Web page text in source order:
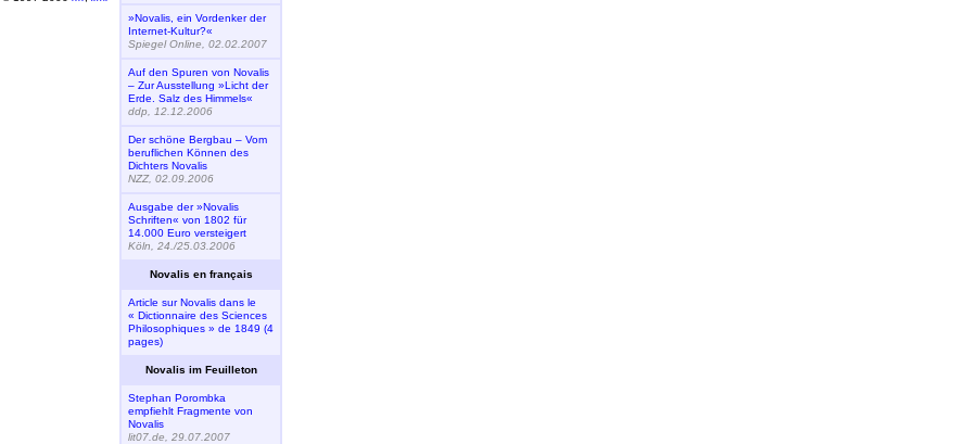
»Novalis, ein Vordenker der
Internet-Kultur?«
Spiegel Online, 02.02.2007
Auf den Spuren von Novalis
– Zur Ausstellung »Licht der
Erde. Salz des Himmels«
ddp, 12.12.2006
Der schöne Bergbau – Vom
beruflichen Können des
Dichters Novalis
NZZ, 02.09.2006
Ausgabe der »Novalis
Schriften« von 1802 für
14.000 Euro versteigert
Köln, 24./25.03.2006
Novalis en français
Article sur Novalis dans le
« Dictionnaire des Sciences
Philosophiques » de 1849 (4
pages)
Novalis im Feuilleton
Stephan Porombka
empfiehlt Fragmente von
Novalis
lit07.de, 29.07.2007